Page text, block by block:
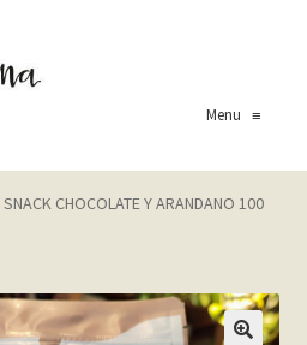
Menu≡
SNACK CHOCOLATE Y ARANDANO 100